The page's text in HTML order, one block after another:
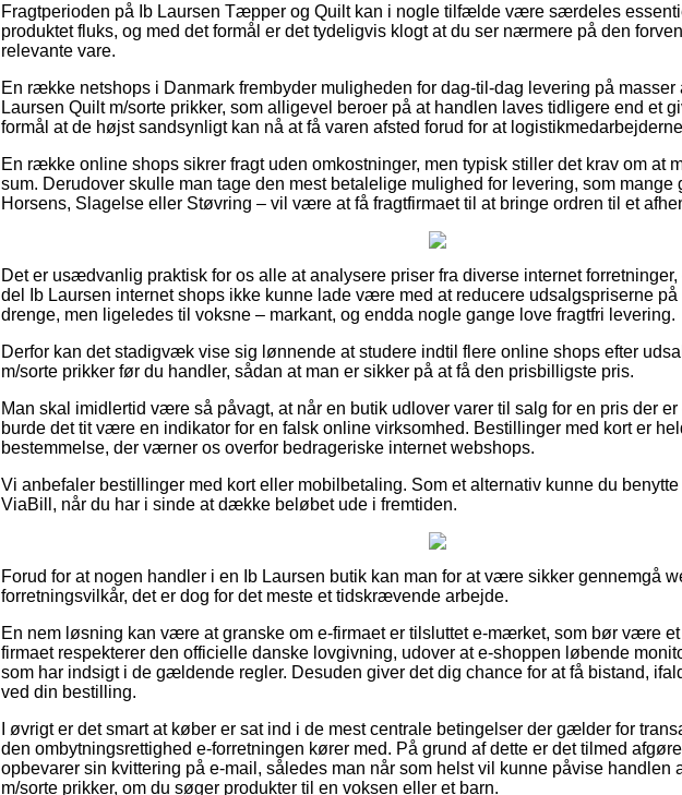
Fragtperioden på Ib Laursen Tæpper og Quilt kan i nogle tilfælde være særdeles
produktet fluks, og med det formål er det tydeligvis klogt at du ser nærmere på den
relevante vare.
En række netshops i Danmark frembyder muligheden for dag-til-dag levering på masser
Laursen Quilt m/sorte prikker, som alligevel beroer på at handlen laves tidligere end et
formål at de højst sandsynligt kan nå at få varen afsted forud for at
En række online shops sikrer fragt uden omkostninger, men typisk stiller det krav om at
sum. Derudover skulle man tage den mest betalelige mulighed for levering, som mange
Horsens, Slagelse eller Støvring – vil være at få fragtfirmaet til at bringe ordren til et
Det er usædvanlig praktisk for os alle at analysere priser fra diverse internet
del Ib Laursen internet shops ikke kunne lade være med at reducere udsalgspriserne
drenge, men ligeledes til voksne – markant, og endda nogle gange love fragtfri levering.
Derfor kan det stadigvæk vise sig lønnende at studere indtil flere online shops efter
m/sorte prikker før du handler, sådan at man er sikker på at få den prisbilligste pris.
Man skal imidlertid være så påvagt, at når en butik udlover varer til salg for en pris der
burde det tit være en indikator for en falsk online virksomhed. Bestillinger med kort er
bestemmelse, der værner os overfor bedrageriske internet webshops.
Vi anbefaler bestillinger med kort eller mobilbetaling. Som et alternativ kunne du
ViaBill, når du har i sinde at dække beløbet ude i fremtiden.
Forud for at nogen handler i en Ib Laursen butik kan man for at være sikker gennemgå
forretningsvilkår, det er dog for det meste et tidskrævende arbejde.
En nem løsning kan være at granske om e-firmaet er tilsluttet e-mærket, som bør være
firmaet respekterer den officielle danske lovgivning, udover at e-shoppen løbende
som har indsigt i de gældende regler. Desuden giver det dig chance for at få bistand,
ved din bestilling.
I øvrigt er det smart at køber er sat ind i de mest centrale betingelser der gælder for
den ombytningsrettighed e-forretningen kører med. På grund af dette er det tilmed
opbevarer sin kvittering på e-mail, således man når som helst vil kunne påvise handlen
m/sorte prikker, om du søger produkter til en voksen eller et barn.